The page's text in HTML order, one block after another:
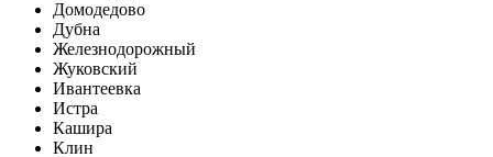
Домодедово
Дубна
Железнодорожный
Жуковский
Ивантеевка
Истра
Кашира
Клин